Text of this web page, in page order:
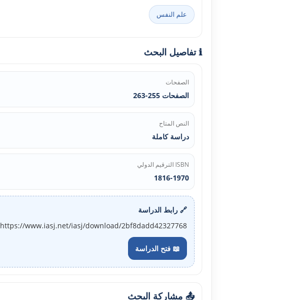
علم النفس
ℹ️ تفاصيل البحث
الصفحات
الصفحات 255-263
النص المتاح
دراسة كاملة
ISBN الترقيم الدولي
1816-1970
🔗 رابط الدراسة
https://www.iasj.net/iasj/download/2bf8dadd42327768
📖 فتح الدراسة
📤 مشاركة البحث